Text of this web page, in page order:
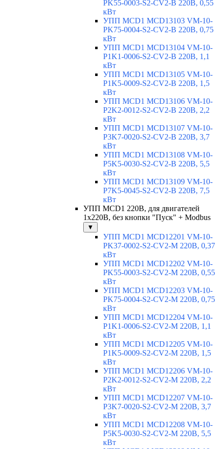
PK55-0003-S2-CV2-B 220В, 0,55
кВт
УПП MCD1 MCD13103 VM-10-
PK75-0004-S2-CV2-B 220В, 0,75
кВт
УПП MCD1 MCD13104 VM-10-
P1K1-0006-S2-CV2-B 220В, 1,1
кВт
УПП MCD1 MCD13105 VM-10-
P1K5-0009-S2-CV2-B 220В, 1,5
кВт
УПП MCD1 MCD13106 VM-10-
P2K2-0012-S2-CV2-B 220В, 2,2
кВт
УПП MCD1 MCD13107 VM-10-
P3K7-0020-S2-CV2-B 220В, 3,7
кВт
УПП MCD1 MCD13108 VM-10-
P5K5-0030-S2-CV2-B 220В, 5,5
кВт
УПП MCD1 MCD13109 VM-10-
P7K5-0045-S2-CV2-B 220В, 7,5
кВт
УПП MCD1 220В, для двигателей
1х220В, без кнопки "Пуск" + Modbus
▼
УПП MCD1 MCD12201 VM-10-
PK37-0002-S2-CV2-M 220В, 0,37
кВт
УПП MCD1 MCD12202 VM-10-
PK55-0003-S2-CV2-M 220В, 0,55
кВт
УПП MCD1 MCD12203 VM-10-
PK75-0004-S2-CV2-M 220В, 0,75
кВт
УПП MCD1 MCD12204 VM-10-
P1K1-0006-S2-CV2-M 220В, 1,1
кВт
УПП MCD1 MCD12205 VM-10-
P1K5-0009-S2-CV2-M 220В, 1,5
кВт
УПП MCD1 MCD12206 VM-10-
P2K2-0012-S2-CV2-M 220В, 2,2
кВт
УПП MCD1 MCD12207 VM-10-
P3K7-0020-S2-CV2-M 220В, 3,7
кВт
УПП MCD1 MCD12208 VM-10-
P5K5-0030-S2-CV2-M 220В, 5,5
кВт